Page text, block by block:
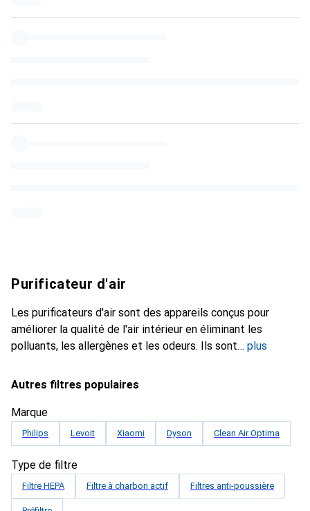
Purificateur d'air
Les purificateurs d'air sont des appareils conçus pour
améliorer la qualité de l'air intérieur en éliminant les
polluants, les allergènes et les odeurs. Ils sont
plus
Autres filtres populaires
Marque
Philips Levoit Xiaomi Dyson Clean Air Optima
Type de filtre
Filtre HEPA Filtre à charbon actif Filtres anti-poussière